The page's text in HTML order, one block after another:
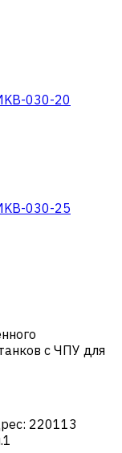
030-20
030-25
с ЧПУ для
220113